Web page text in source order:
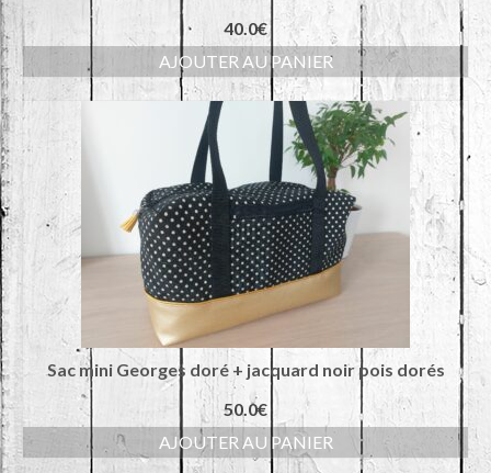
40.0€
AJOUTER AU PANIER
Sac mini Georges doré + jacquard noir pois dorés
50.0€
AJOUTER AU PANIER